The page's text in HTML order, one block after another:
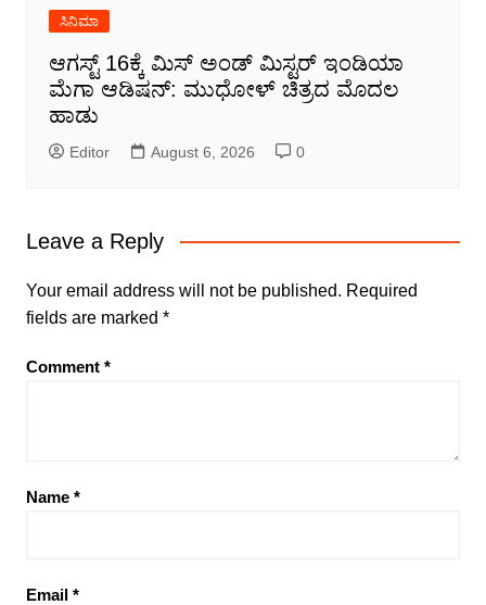
ಸಿನಿಮಾ
ಆಗಸ್ಟ್ 16ಕ್ಕೆ ಮಿಸ್ ಅಂಡ್ ಮಿಸ್ಟರ್ ಇಂಡಿಯಾ
ಮೆಗಾ ಆಡಿಷನ್: ಮುಧೋಳ್ ಚಿತ್ರದ ಮೊದಲ
ಹಾಡು
Editor August 6, 2026 0
Leave a Reply
Your email address will not be published. Required
fields are marked *
Comment *
Name *
Email *